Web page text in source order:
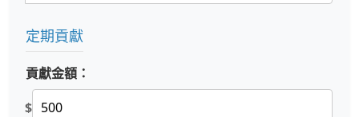
定期貢獻
貢獻金額：
$